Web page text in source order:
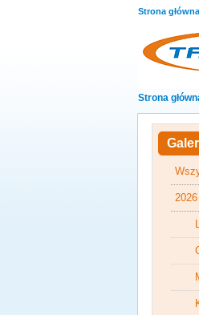
Strona główna
Strona
2026